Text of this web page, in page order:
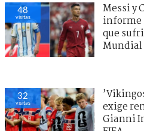
48
visitas
Messi y
informe
que
Mundial
32
visitas
exige
Gianni